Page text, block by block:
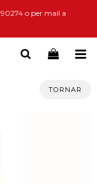
o per mail a
TORNAR